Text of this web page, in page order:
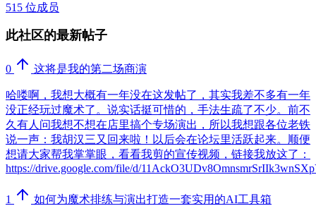
515 位成员
此社区的最新帖子
0 这将是我的第二场商演
哈喽啊，我想大概有一年没在这发帖了，其实我差不多有一年
没正经玩过魔术了。说实话挺可惜的，手法生疏了不少。前不
久有人问我想不想在店里搞个专场演出，所以我想跟各位老铁
说一声：我胡汉三又回来啦！以后会在论坛里活跃起来。顺便
想请大家帮我掌掌眼，看看我剪的宣传视频，链接我放这了：
https://drive.google.com/file/d/
1 如何为魔术排练与演出打造一套实用的AI工具箱